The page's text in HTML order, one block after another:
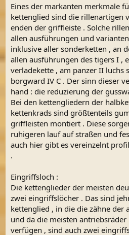
Eines der markanten merkmale
kettenglied sind die rillenartigen
enden der griffleiste . Solche
allen ausführungen und
inklusive aller sonderketten , an
allen ausführungen des tigers I ,
verladekette , am panzer II luchs
borgward IV C . Der sinn dieser
hand : die reduzierung der
Bei den kettengliedern der
kettenkrads sind größtenteils
griffleisten montiert . Diese
ruhigeren lauf auf straßen und
auch hier gibt es vereinzelnt
.
Eingriffsloch :
Die kettenglieder der meisten
zwei eingriffslöcher . Das sind
kettenglied , in die die zähne der
und da die meisten
verfügen , sind auch zwei